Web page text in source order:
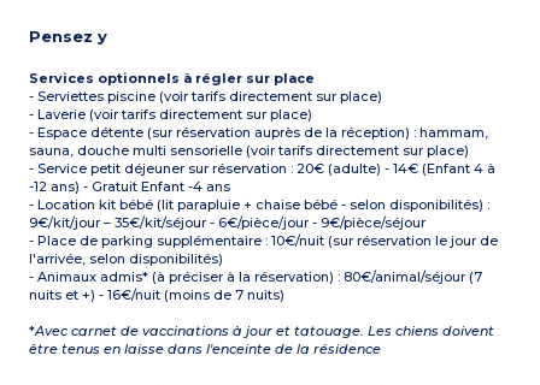
Pensez y
Services optionnels à régler sur place
- Serviettes piscine (voir tarifs directement sur place)
- Laverie (voir tarifs directement sur place)
- Espace détente (sur réservation auprès de la réception) : hammam,
sauna, douche multi sensorielle (voir tarifs directement sur place)
- Service petit déjeuner sur réservation : 20€ (adulte) - 14€ (Enfant 4 à
-12 ans) - Gratuit Enfant -4 ans
- Location kit bébé (lit parapluie + chaise bébé - selon disponibilités) :
9€/kit/jour – 35€/kit/séjour - 6€/pièce/jour - 9€/pièce/séjour
- Place de parking supplémentaire : 10€/nuit (sur réservation le jour de
l'arrivée, selon disponibilités)
- Animaux admis* (à préciser à la réservation) : 80€/animal/séjour (7
nuits et +) - 16€/nuit (moins de 7 nuits)
*Avec carnet de vaccinations à jour et tatouage. Les chiens doivent
être tenus en laisse dans l'enceinte de la résidence